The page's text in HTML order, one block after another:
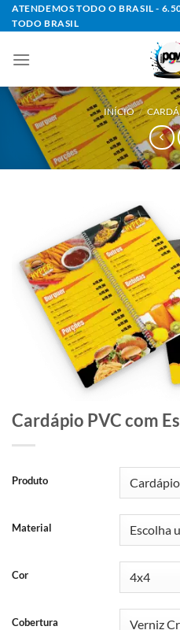
Skip
to
ATENDEMOS TODO O BRASIL -
TODO BRASIL
INÍCIO /
Cardápio PVC com
Produto
Material
Cor
Cobertura